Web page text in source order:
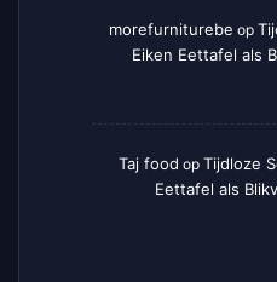
morefurniturebe op
Eiken Eettafel als
Taj food op Tijdloze
Eettafel als